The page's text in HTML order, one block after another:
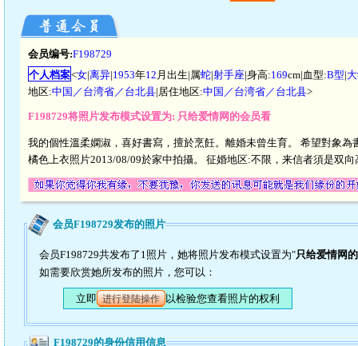
会员编号:F198729
个人档案<女|离异|1953年12 月出生|属蛇|射手座|身高:169cm|血型:B型|
地区:中国／台湾省／台北县|居住地区:中国／台湾省／台北县>
F198729将照片发布模式设置为: 只给爱情网的会员看
我的個性溫柔嫻淑，喜好書寫，擅於烹飪。離婚未曾生育。 希望對象
橘色上衣照片2013/08/09於家中拍攝。 征婚地区:不限，来信者須是双
会员F198729发布的照片
会员F198729共发布了1照片，她将照片发布模式设置为"只给爱情网
如需要欣赏她所发布的照片，您可以：
立即 进行登陆操作 以检验您查看照片的权利
F198729的身份信用信息